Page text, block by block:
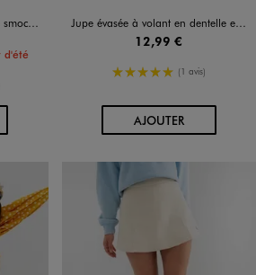
fille
d'été
Jupe évasée à volant en dentelle extensible fille
12,99 €
5/5 de moyenne
(1 avis)
AJOUTERAU PANIER